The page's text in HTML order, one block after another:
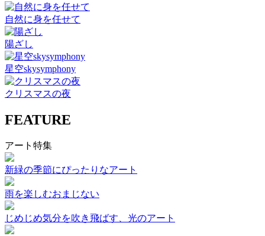
自然に身を任せて
陽ざし
星空skysymphony
クリスマスの夜
FEATURE
アート特集
新緑の季節にぴったりなアート
雨を楽しむおまじない
じめじめ気分を吹き飛ばす、光のアート